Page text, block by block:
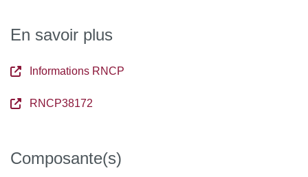
En savoir plus
Informations RNCP
RNCP38172
Composante(s)